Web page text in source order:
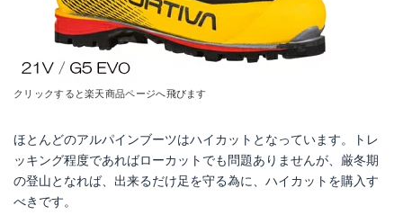
クリックすると楽天商品ページへ飛びます
ほとんどのアルパインブーツはハイカットとなっています。トレ
ッキング程度であればローカットでも問題ありませんが、厳冬期
の登山となれば、出来るだけ足を守る為に、ハイカットを購入す
べきです。